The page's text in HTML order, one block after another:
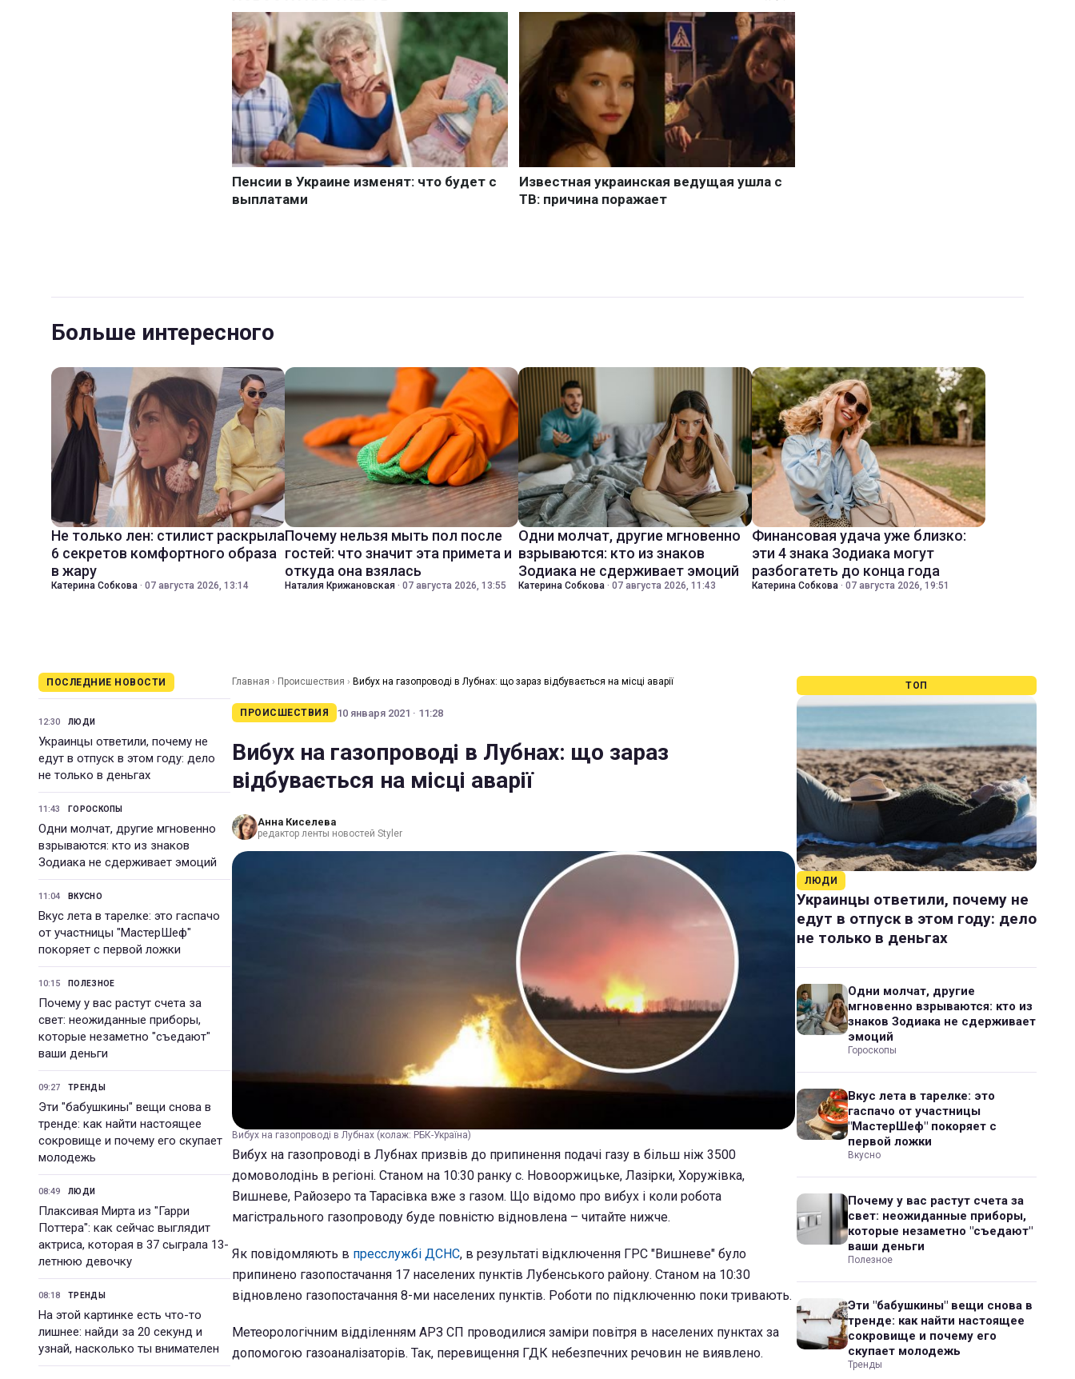
Больше интересного
Не только лен: стилист раскрыла
6 секретов комфортного образа
в жару
Катерина Собкова · 07 августа 2026, 13:14
Почему нельзя мыть пол после
гостей: что значит эта примета и
откуда она взялась
Наталия Крижановская · 07 августа 2026, 13:55
Одни молчат, другие мгновенно
взрываются: кто из знаков
Зодиака не сдерживает эмоций
Катерина Собкова · 07 августа 2026, 11:43
Финансовая удача уже близко:
эти 4 знака Зодиака могут
разбогатеть до конца года
Катерина Собкова · 07 августа 2026, 19:51
ПОСЛЕДНИЕ НОВОСТИ
12:30 ЛЮДИ
Украинцы ответили, почему не
едут в отпуск в этом году: дело
не только в деньгах
11:43 ГОРОСКОПЫ
Одни молчат, другие мгновенно
взрываются: кто из знаков
Зодиака не сдерживает эмоций
11:04 ВКУСНО
Вкус лета в тарелке: это гаспачо
от участницы "МастерШеф"
покоряет с первой ложки
10:15 ПОЛЕЗНОЕ
Почему у вас растут счета за
свет: неожиданные приборы,
которые незаметно "съедают"
ваши деньги
09:27 ТРЕНДЫ
Эти "бабушкины" вещи снова в
тренде: как найти настоящее
сокровище и почему его скупает
молодежь
08:49 ЛЮДИ
Плаксивая Мирта из "Гарри
Поттера": как сейчас выглядит
актриса, которая в 37 сыграла 13-
летнюю девочку
08:18 ТРЕНДЫ
На этой картинке есть что-то
лишнее: найди за 20 секунд и
узнай, насколько ты внимателен
Главная › Происшествия › Вибух на газопроводі в Лубнах: що зараз відбувається на місці аварії
ПРОИСШЕСТВИЯ 10 января 2021 · 11:28
Вибух на газопроводі в Лубнах: що зараз
відбувається на місці аварії
Анна Киселева
редактор ленты новостей Styler
Вибух на газопроводі в Лубнах (колаж: РБК-Україна)
Вибух на газопроводі в Лубнах призвів до припинення подачі газу в більш ніж 3500
домоволодінь в регіоні. Станом на 10:30 ранку с. Новооржицьке, Лазірки, Хоружівка,
Вишневе, Райозеро та Тарасівка вже з газом. Що відомо про вибух і коли робота
магістрального газопроводу буде повністю відновлена – читайте нижче.
Як повідомляють в пресслужбі ДСНС, в результаті відключення ГРС "Вишневе" було
припинено газопостачання 17 населених пунктів Лубенського району. Станом на 10:30
відновлено газопостачання 8-ми населених пунктів. Роботи по підключенню поки тривають.
Метеорологічним відділенням АРЗ СП проводилися заміри повітря в населених пунктах за
допомогою газоаналізаторів. Так, перевищення ГДК небезпечних речовин не виявлено.
ТОП
ЛЮДИ
Украинцы ответили, почему не
едут в отпуск в этом году: дело
не только в деньгах
Одни молчат, другие
мгновенно взрываются: кто из
знаков Зодиака не сдерживает
эмоций
Гороскопы
Вкус лета в тарелке: это
гаспачо от участницы
"МастерШеф" покоряет с
первой ложки
Вкусно
Почему у вас растут счета за
свет: неожиданные приборы,
которые незаметно "съедают"
ваши деньги
Полезное
Эти "бабушкины" вещи снова в
тренде: как найти настоящее
сокровище и почему его
скупает молодежь
Тренды